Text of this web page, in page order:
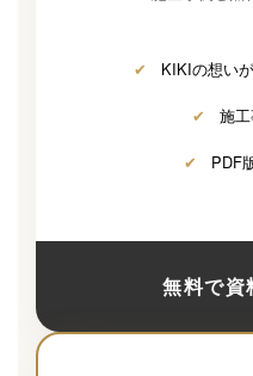
✔ KIKIの想い
✔ 施
✔ PDF
無料で資